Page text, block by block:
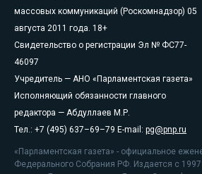
массовых коммуникаций (Роскомнадзор) 05
августа 2011 года. 18+
Свидетельство о регистрации Эл № ФС77-
46097
Учредитель — АНО «Парламентская газета»
Исполняющий обязанности главного
редактора — Абдуллаев М.Р.
Тел.: +7 (495) 637–69–79 E-mail: pg@pnp.ru
«Парламентская газета» - официальное
Федерального Собрания РФ. Издается с